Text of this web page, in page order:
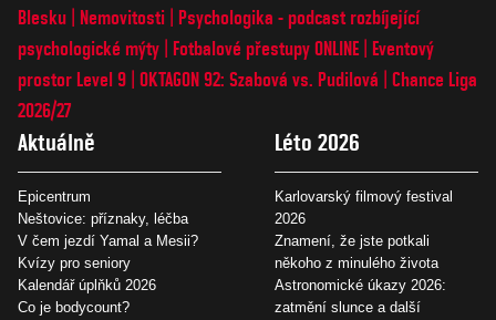
Blesku
Nemovitosti
Psychologika - podcast rozbíjející
psychologické mýty
Fotbalové přestupy ONLINE
Eventový
prostor Level 9 OKTAGON 92: Szabová vs. Pudilová
Chance Liga
2026/27
Aktuálně
Epicentrum
Neštovice: příznaky, léčba
V čem jezdí Yamal a Mesii?
Kvízy pro seniory
Kalendář úplňků 2026
Co je bodycount?
Léto 2026
Karlovarský filmový festival
2026
Znamení, že jste potkali
někoho z minulého života
Astronomické úkazy 2026:
zatmění slunce a další